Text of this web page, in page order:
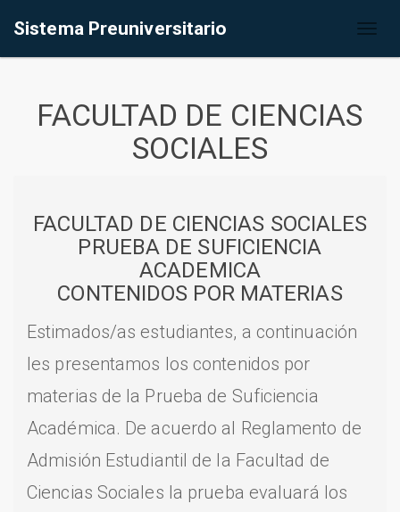
Sistema Preuniversitario
FACULTAD DE CIENCIAS
SOCIALES
FACULTAD DE CIENCIAS SOCIALES
PRUEBA DE SUFICIENCIA
ACADEMICA
CONTENIDOS POR MATERIAS
Estimados/as estudiantes, a continuación
les presentamos los contenidos por
materias de la Prueba de Suficiencia
Académica. De acuerdo al Reglamento de
Admisión Estudiantil de la Facultad de
Ciencias Sociales la prueba evaluará los